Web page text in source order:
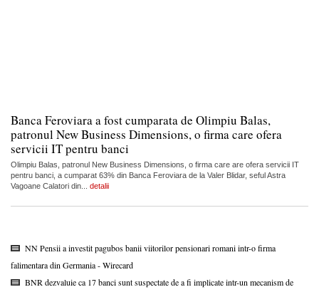
Banca Feroviara a fost cumparata de Olimpiu Balas,
patronul New Business Dimensions, o firma care ofera
servicii IT pentru banci
Olimpiu Balas, patronul New Business Dimensions, o firma care are ofera servicii IT
pentru banci, a cumparat 63% din Banca Feroviara de la Valer Blidar, seful Astra
Vagoane Calatori din... detalii
NN Pensii a investit pagubos banii viitorilor pensionari romani intr-o firma
falimentara din Germania - Wirecard
BNR dezvaluie ca 17 banci sunt suspectate de a fi implicate intr-un mecanism de